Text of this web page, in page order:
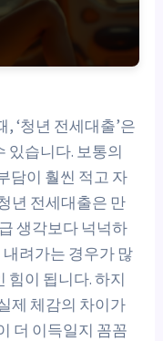
‘청년 전세대출’은
있습니다. 보통의
담이 훨씬 적고 자
년 전세대출은 만
생각보다 넉넉하
려가는 경우가 많
힘이 됩니다. 하지
제 체감의 차이가
더 이득일지 꼼꼼